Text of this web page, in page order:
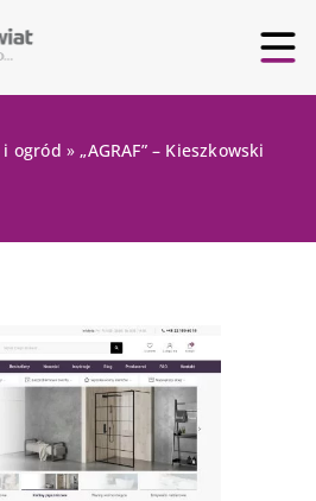
i ogród »„AGRAF” – Kieszkowski